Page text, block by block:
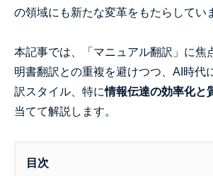
の領域にも新たな変革をもたらしてい
本記事では、「マニュアル翻訳」に焦
明書翻訳との重複を避けつつ、AI時代
訳スタイル、特に情報伝達の効率化と
当てて解説します。
目次